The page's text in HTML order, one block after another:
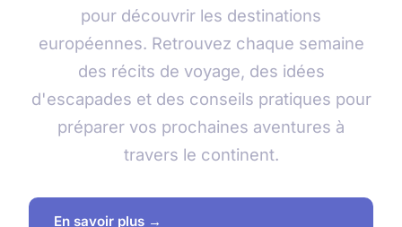
pour découvrir les destinations
européennes. Retrouvez chaque semaine
des récits de voyage, des idées
d'escapades et des conseils pratiques pour
préparer vos prochaines aventures à
travers le continent.
En savoir plus →